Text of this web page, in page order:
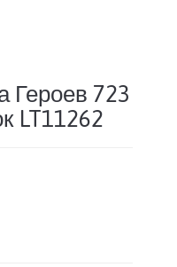
Героев 723
LT11262